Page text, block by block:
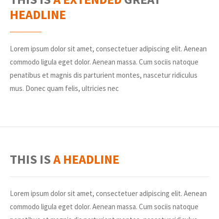
HEADLINE
Lorem ipsum dolor sit amet, consectetuer adipiscing elit. Aenean
commodo ligula eget dolor. Aenean massa. Cum sociis natoque
penatibus et magnis dis parturient montes, nascetur ridiculus
mus. Donec quam felis, ultricies nec
THIS ISA HEADLINE
Lorem ipsum dolor sit amet, consectetuer adipiscing elit. Aenean
commodo ligula eget dolor. Aenean massa. Cum sociis natoque